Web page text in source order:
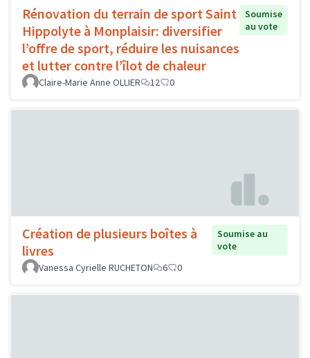
Rénovation du terrain de sport Saint
Hippolyte à Monplaisir: diversifier
l’offre de sport, réduire les nuisances
et lutter contre l’îlot de chaleur
Soumise
au vote
Claire-Marie Anne OLLIER 12 0
Création de plusieurs boîtes à
livres
Soumise au
vote
Vanessa Cyrielle RUCHETON
6 0